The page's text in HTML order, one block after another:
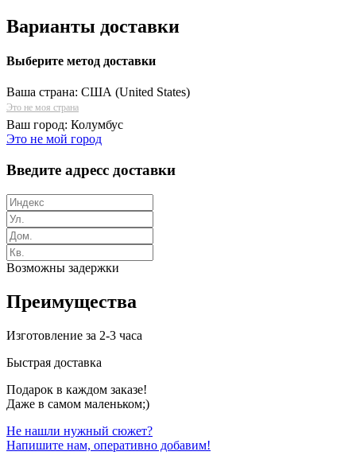
Варианты доставки
Выберите метод доставки
Ваша страна: США (United States)
Это не моя страна
Ваш город: Колумбус
Это не мой город
Введите адресс доставки
Возможны задержки
Преимущества
Изготовление за 2-3 часа
Быстрая доставка
Подарок в каждом заказе!
Даже в самом маленьком;)
Не нашли нужный сюжет?
Напишите нам, оперативно добавим!